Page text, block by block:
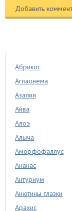
Абрикос
Аглаонема
Азалия
Айва
Алоэ
Алыча
Аморфофаллус
Ананас
Антуриум
Анютины глазки
Арахис